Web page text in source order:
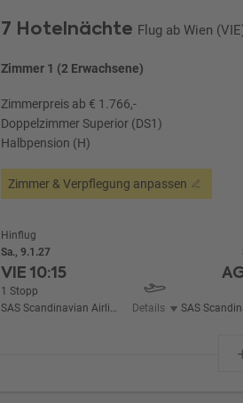
7 Hotelnächte Flug ab Wien
Zimmer 1 (2 Erwachsene)
Zimmerpreis ab € 1.766,-
Doppelzimmer Superior (DS1)
Halbpension (H)
Zimmer & Verpflegung anpassen
Hinflug
Sa., 9.1.27
VIE10:15
1 Stopp
SAS Scandinavian Airlines
Details